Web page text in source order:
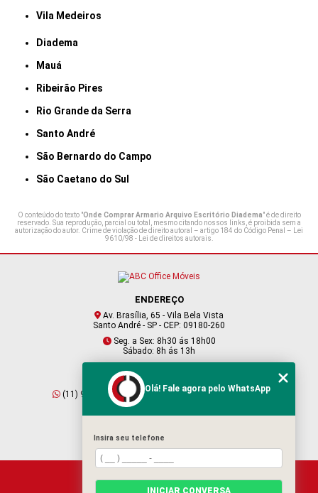
Vila Medeiros
Diadema
Mauá
Ribeirão Pires
Rio Grande da Serra
Santo André
São Bernardo do Campo
São Caetano do Sul
O conteúdo do texto "Onde Comprar Armario Arquivo Escritório Diadema" é de direito
reservado. Sua reprodução, parcial ou total, mesmo citando nossos links, é proibida sem a
autorização do autor. Crime de violação de direito autoral – artigo 184 do Código Penal – Lei
9610/98 - Lei de direitos autorais.
ENDEREÇO
Av. Brasília, 65 - Vila Bela Vista
Santo André - SP - CEP: 09180-260
Seg. a Sex: 8h30 ás 18h00
Sábado: 8h ás 13h
CONTATO
(11) 95409-2229
(11) 4901-6045
vendas@abcofficemoveis.com.br
HOME
SOBRE NÓS
Olá! Fale agora pelo WhatsApp
Insira seu telefone
INICIAR CONVERSA